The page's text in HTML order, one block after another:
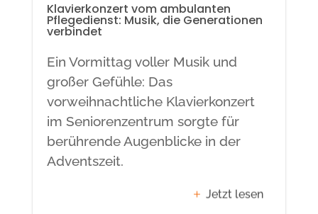
Klavierkonzert vom ambulanten
Pflegedienst: Musik, die Generationen
verbindet
Ein Vormittag voller Musik und
großer Gefühle: Das
vorweihnachtliche Klavierkonzert
im Seniorenzentrum sorgte für
berührende Augenblicke in der
Adventszeit.
Jetzt lesen